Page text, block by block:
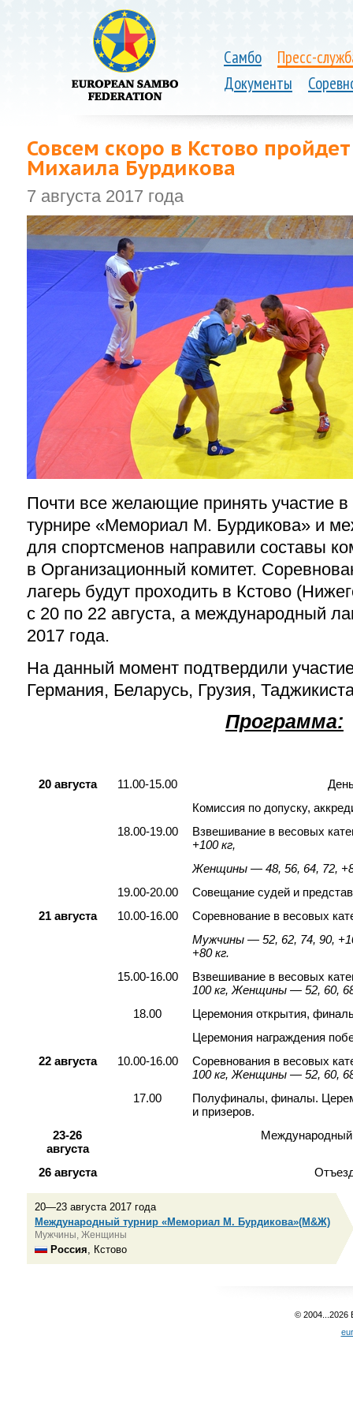
Самбо
Пресс-
Документы
Совсем скоро в Кстово
Михаила Бурдикова
7 августа 2017 года
Почти все желающие принять участие
турнире «Мемориал М. Бурдикова» и
для спортсменов направили составы
в Организационный комитет.
лагерь будут проходить в Кстово
с 20 по 22 августа, а международный
2017 года.
На данный момент подтвердили
Германия, Беларусь, Грузия,
Программа:
20 августа 11.00-15.00
Комиссия по допуску,
18.00-19.00
Взвешивание в весовых
+100 кг,
Женщины — 48, 56, 64, 72,
19.00-20.00
Совещание судей и
21 августа
10.00-16.00
Соревнование в весовых
Мужчины — 52, 62, 74, 90,
+80 кг.
15.00-16.00
Взвешивание в весовых
100 кг, Женщины — 52, 60,
18.00
Церемония открытия,
Церемония награждения
22 августа
10.00-16.00
Соревнования в весовых
100 кг, Женщины — 52, 60,
17.00
Полуфиналы, финалы.
и призеров.
23-26
августа
Международный
26 августа
20—23 августа 2017 года
Международный турнир «Мемориал М. Бурдикова»(М&Ж)
Мужчины, Женщины
Россия, Кстово
© 2004...2026